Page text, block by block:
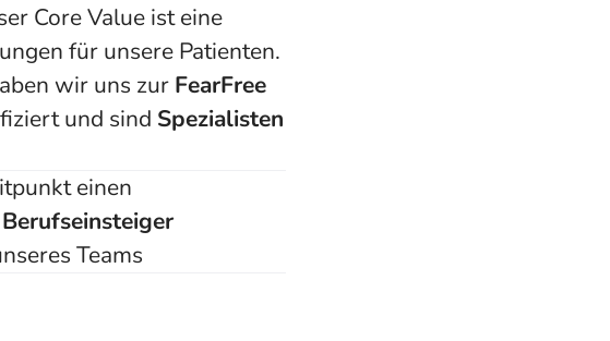
Core Value ist eine
für unsere Patienten.
wir uns zur FearFree
und sind Spezialisten
einen
Teams